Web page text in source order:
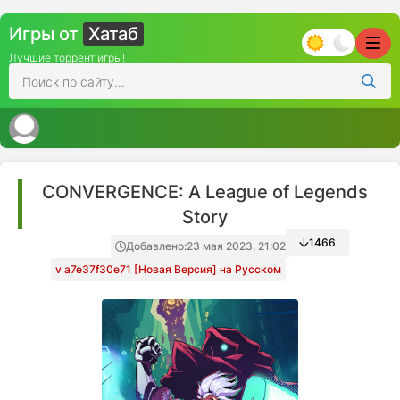
Игры от Хатаб
Лучшие торрент игры!
CONVERGENCE: A League of Legends
Story
Добавлено:23 мая 2023, 21:02
v a7e37f30e71 [Новая Версия] на Русском
1466